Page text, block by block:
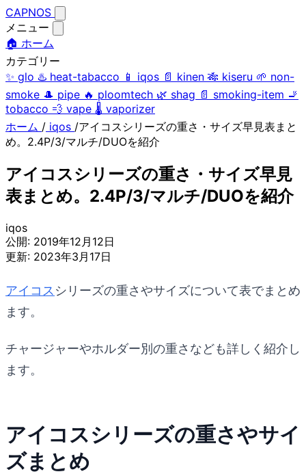
CAPNOS
メニュー
🏠 ホーム
カテゴリー
✨ glo ♨️ heat-tabacco 📱 iqos 📄 kinen 🎋 kiseru 🌱 non-
smoke 🎩 pipe 🔥 ploomtech 🌿 shag 📄 smoking-item 🚬
tobacco 💨 vape 🌡️ vaporizer
ホーム / iqos /アイコスシリーズの重さ・サイズ早見表まと
め。2.4P/3/マルチ/DUOを紹介
アイコスシリーズの重さ・サイズ早見
表まとめ。2.4P/3/マルチ/DUOを紹介
iqos
公開: 2019年12月12日
更新: 2023年3月17日
アイコスシリーズの重さやサイズについて表でまとめ
ます。
チャージャーやホルダー別の重さなども詳しく紹介し
ます。
アイコスシリーズの重さやサイ
ズまとめ